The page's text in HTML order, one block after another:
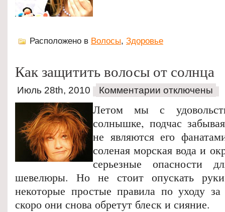
Расположено в Волосы, Здоровье
Как защитить волосы от солнца
Июль 28th, 2010 Комментарии отключены
Летом мы с
солнышке, подчас
не являются его
соленая морская вода и
серьезные опасности
шевелюры. Но не стоит опускать
некоторые простые правила по уходу
скоро они снова обретут блеск и сияние.